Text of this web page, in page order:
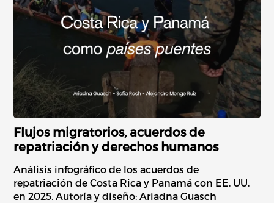
Flujos migratorios, acuerdos de
repatriación y derechos humanos
Análisis infográfico de los acuerdos de
repatriación de Costa Rica y Panamá con EE. UU.
en 2025. Autoría y diseño: Ariadna Guasch